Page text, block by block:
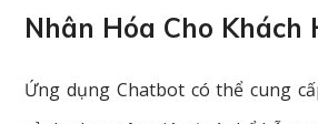
Nhân Hóa Cho Khách
Ứng dụng Chatbot có thể cung